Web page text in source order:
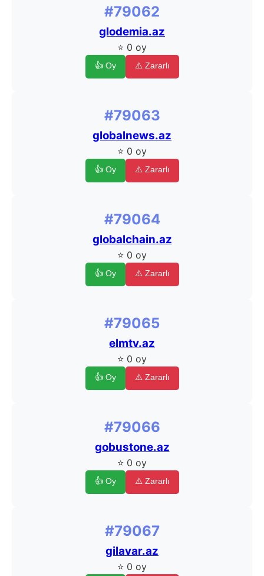
#79062
glodemia.az
⭐ 0 oy
👍 Oy ⚠️ Zararlı
#79063
globalnews.az
⭐ 0 oy
👍 Oy ⚠️ Zararlı
#79064
globalchain.az
⭐ 0 oy
👍 Oy ⚠️ Zararlı
#79065
elmtv.az
⭐ 0 oy
👍 Oy ⚠️ Zararlı
#79066
gobustone.az
⭐ 0 oy
👍 Oy ⚠️ Zararlı
#79067
gilavar.az
⭐ 0 oy